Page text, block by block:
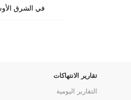
في الشرق
تقارير الانتهاكات
التقارير اليومية